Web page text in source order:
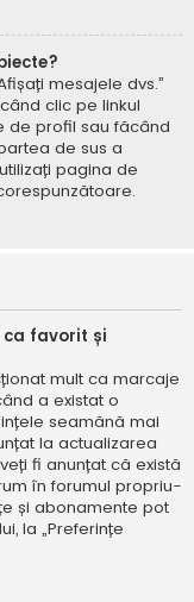
mesajele dvs.”
clic pe linkul
de profil sau făcând
de sus a
pagina de
favorit și
mult ca marcaje
a existat o
seamănă mai
la actualizarea
fi anunțat că există
în forumul propriu-
și abonamente pot
la „Preferințe